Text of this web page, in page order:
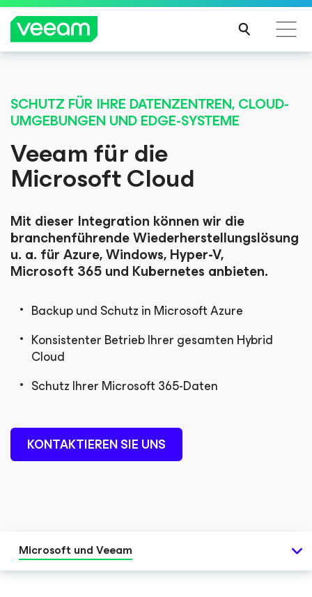
Update von CrowdStrike betroffen sind
MEH
ERFA
HRE
N
Veeam’s Microsoft
365 Backup
Storage API
Integration Builds
Momentum
SCHUTZ FÜR IHRE DATENZENTREN, CLOUD-
UMGEBUNGEN UND EDGE-SYSTEME
Veeam für die
Microsoft Cloud
Mit dieser Integration können wir die
branchenführende Wiederherstellungslösung
u. a. für Azure, Windows, Hyper-V,
Microsoft 365 und Kubernetes anbieten.
Backup und Schutz in Microsoft Azure
Konsistenter Betrieb Ihrer gesamten Hybrid
Cloud
Schutz Ihrer Microsoft 365-Daten
KONTAKTIEREN SIE UNS
Microsoft und Veeam